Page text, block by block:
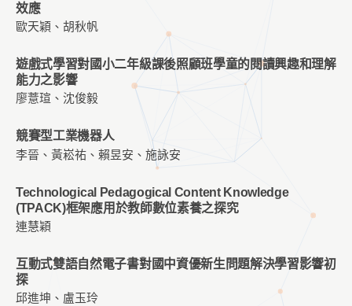
效應
歐天穎、胡秋帆
遊戲式學習對國小二年級課後照顧班學童的閱讀興趣和理解
能力之影響
廖薏瑄、沈俊毅
競賽型工業機器人
李晉、黃崧祐、賴昱安、施詠安
Technological Pedagogical Content Knowledge
(TPACK)框架應用於教師數位素養之探究
連慧穎
互動式雙語自然電子書對國中資優新生問題解決學習影響初
探
邱進坤、盧玉玲